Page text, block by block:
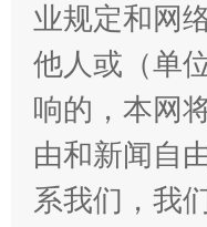
在谋一域中
业规定和网
他人或（单
响的，本网
由和新闻自
系我们，我